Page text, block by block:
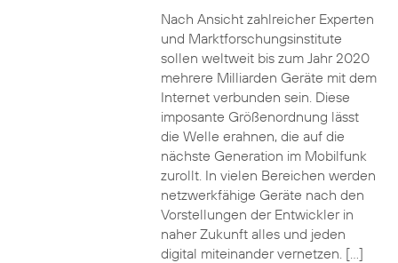
Nach Ansicht zahlreicher Experten
und Marktforschungsinstitute
sollen weltweit bis zum Jahr 2020
mehrere Milliarden Geräte mit dem
Internet verbunden sein. Diese
imposante Größenordnung lässt
die Welle erahnen, die auf die
nächste Generation im Mobilfunk
zurollt. In vielen Bereichen werden
netzwerkfähige Geräte nach den
Vorstellungen der Entwickler in
naher Zukunft alles und jeden
digital miteinander vernetzen. […]